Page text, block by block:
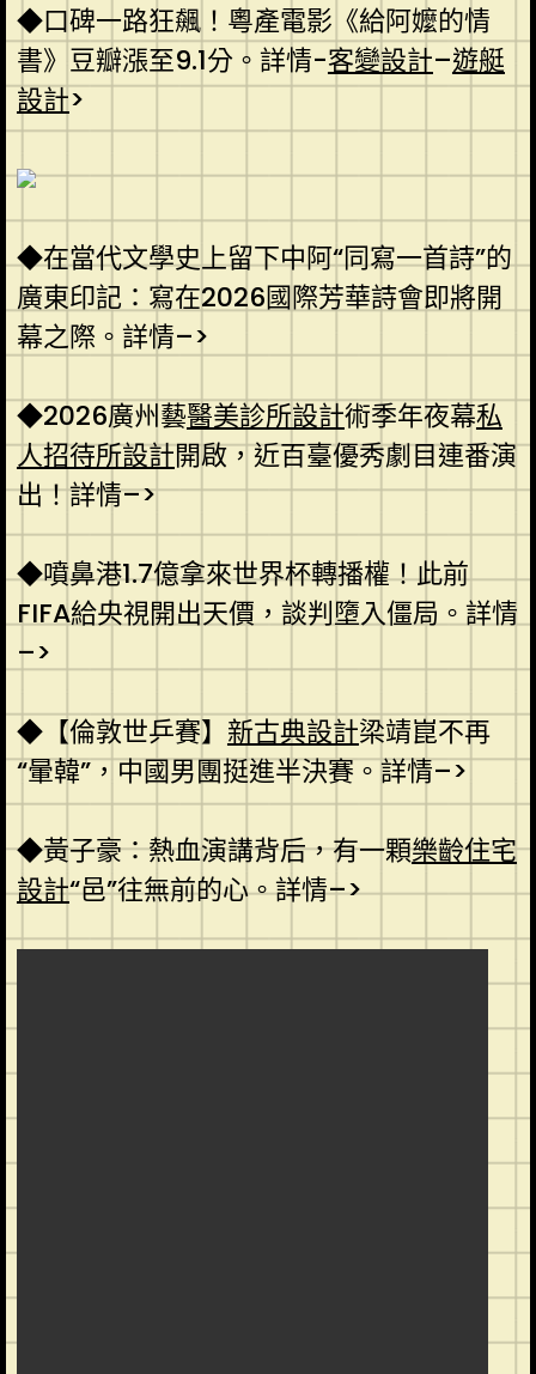
◆口碑一路狂飆！粵產電影《給阿嬤的情
書》豆瓣漲至9.1分。詳情-客變設計–遊艇
設計>
◆在當代文學史上留下中阿“同寫一首詩”的
廣東印記：寫在2026國際芳華詩會即將開
幕之際。詳情–>
◆2026廣州藝醫美診所設計術季年夜幕私
人招待所設計開啟，近百臺優秀劇目連番演
出！詳情–>
◆噴鼻港1.7億拿來世界杯轉播權！此前
FIFA給央視開出天價，談判墮入僵局。詳情
–>
◆【倫敦世乒賽】 新古典設計梁靖崑不再
“暈韓”，中國男團挺進半決賽。詳情–>
◆黃子豪：熱血演講背后，有一顆樂齡住宅
設計“邑”往無前的心。詳情–>